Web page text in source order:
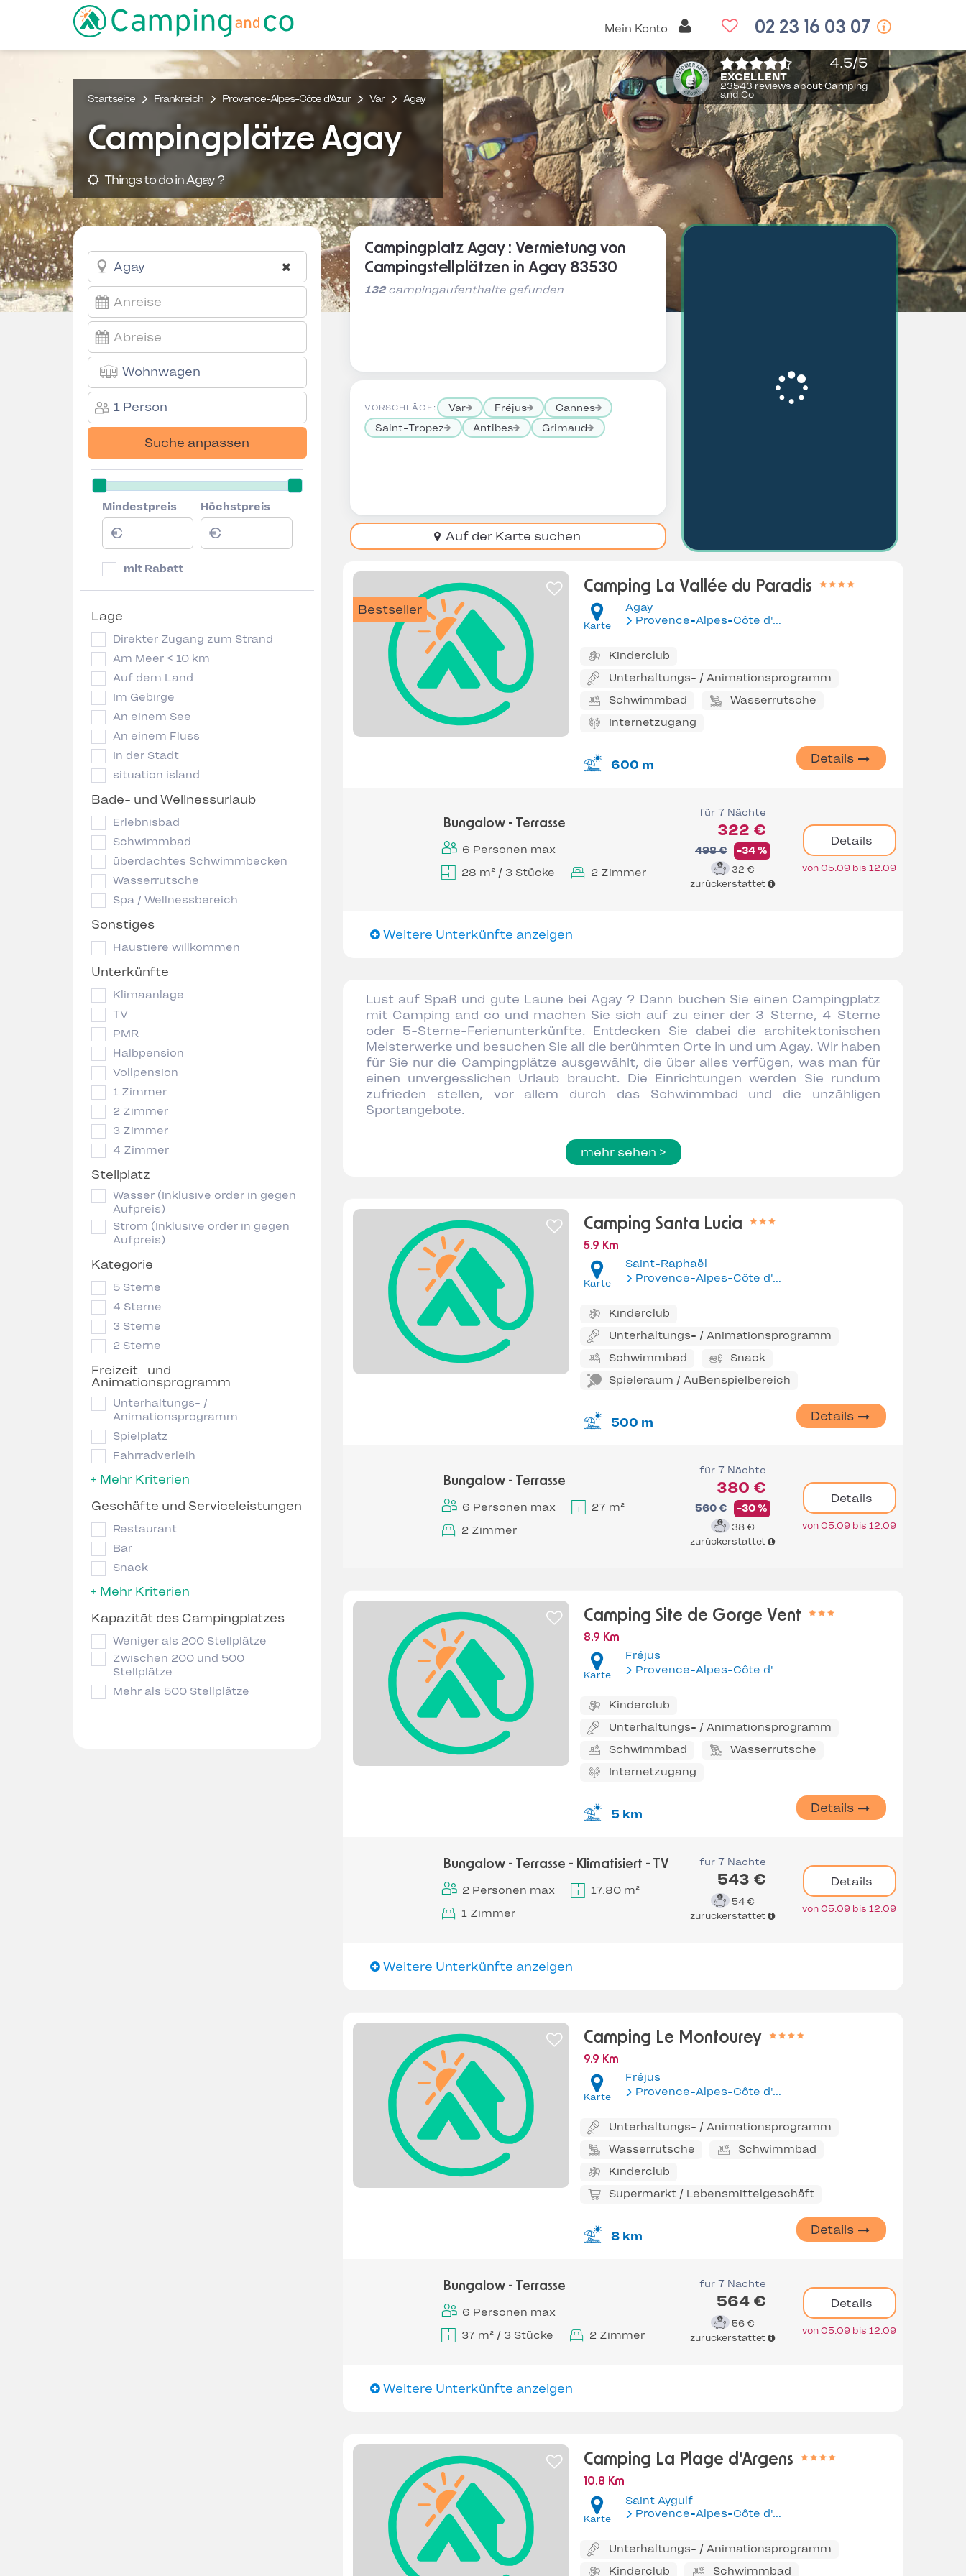
Mein Konto 02 23 16 03 07
EXCELLENT
4.5/5
23543 reviews about Camping
and Co
Startseite Frankreich Provence-Alpes-Côte d'Azur Var Agay
Campingplätze Agay
Things to do in Agay ?
Wohnwagen
1 Person
Suche anpassen
Mindestpreis Höchstpreis
mit Rabatt
Lage
Direkter Zugang zum Strand
Am Meer < 10 km
Auf dem Land
Im Gebirge
An einem See
An einem Fluss
In der Stadt
situation.island
Bade- und Wellnessurlaub
Erlebnisbad
Schwimmbad
überdachtes Schwimmbecken
Wasserrutsche
Spa / Wellnessbereich
Sonstiges
Haustiere willkommen
Unterkünfte
Klimaanlage
TV
PMR
Halbpension
Vollpension
1 Zimmer
2 Zimmer
3 Zimmer
4 Zimmer
Stellplatz
Wasser (Inklusive order in gegen
Aufpreis)
Strom (Inklusive order in gegen
Aufpreis)
Kategorie
5 Sterne
4 Sterne
3 Sterne
2 Sterne
Freizeit- und
Animationsprogramm
Unterhaltungs- /
Animationsprogramm
Spielplatz
Fahrradverleih
+ Mehr Kriterien
Geschäfte und Serviceleistungen
Restaurant
Bar
Snack
+ Mehr Kriterien
Kapazität des Campingplatzes
Weniger als 200 Stellplätze
Zwischen 200 und 500
Stellplätze
Mehr als 500 Stellplätze
Campingplatz Agay : Vermietung von
Campingstellplätzen in Agay 83530
132campingaufenthalte gefunden
VORSCHLÄGE: Var Fréjus
Cannes
Saint-Tropez
Antibes Grimaud
Auf der Karte suchen
Bestseller
Camping La Vallée du Paradis
Karte
Agay
Provence-Alpes-Côte d'Azur
Kinderclub
Unterhaltungs- / Animationsprogramm
Schwimmbad
Wasserrutsche
Internetzugang
600 m Details
Bungalow - Terrasse
6 Personen max
28 m² / 3 Stücke
2 Zimmer
für 7 Nächte
322 €
498 € -34 %
32 €
zurückerstattet
Details
von 05.09 bis 12.09
Weitere Unterkünfte anzeigen
Lust auf Spaß und gute Laune bei Agay ? Dann buchen Sie einen Campingplatz
mit Camping and co und machen Sie sich auf zu einer der 3-Sterne, 4-Sterne
oder 5-Sterne-Ferienunterkünfte. Entdecken Sie dabei die architektonischen
Meisterwerke und besuchen Sie all die berühmten Orte in und um Agay. Wir haben
für Sie nur die Campingplätze ausgewählt, die über alles verfügen, was man für
einen unvergesslichen Urlaub braucht. Die Einrichtungen werden Sie rundum
zufrieden stellen, vor allem durch das Schwimmbad und die unzähligen
Sportangebote.
mehr sehen >
Camping Santa Lucia
5.9 Km
Karte
Saint-Raphaël
Provence-Alpes-Côte d'Azur
Kinderclub
Unterhaltungs- / Animationsprogramm
Schwimmbad
Snack
Spieleraum / AuBenspielbereich
500 m Details
Bungalow - Terrasse
6 Personen max
27 m²
2 Zimmer
für 7 Nächte
380 €
560 € -30 %
38 €
zurückerstattet
Details
von 05.09 bis 12.09
Camping Site de Gorge Vent
8.9 Km
Karte
Fréjus
Provence-Alpes-Côte d'Azur
Kinderclub
Unterhaltungs- / Animationsprogramm
Schwimmbad
Wasserrutsche
Internetzugang
5 km Details
Bungalow - Terrasse - Klimatisiert - TV
2 Personen max
17.80 m²
1 Zimmer
für 7 Nächte
543 €
54 €
zurückerstattet
Details
von 05.09 bis 12.09
Weitere Unterkünfte anzeigen
Camping Le Montourey
9.9 Km
Karte
Fréjus
Provence-Alpes-Côte d'Azur
Unterhaltungs- / Animationsprogramm
Wasserrutsche
Schwimmbad
Kinderclub
Supermarkt / Lebensmittelgeschäft
8 km Details
Bungalow - Terrasse
6 Personen max
37 m² / 3 Stücke
2 Zimmer
für 7 Nächte
564 €
56 €
zurückerstattet
Details
von 05.09 bis 12.09
Weitere Unterkünfte anzeigen
Camping La Plage d'Argens
10.8 Km
Karte
Saint Aygulf
Provence-Alpes-Côte d'Azur
Unterhaltungs- / Animationsprogramm
Kinderclub
Schwimmbad